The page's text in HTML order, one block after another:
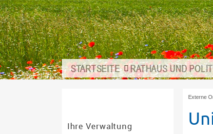
STARTSEITE RATHAUS UND
Ihre Verwaltung
Externe